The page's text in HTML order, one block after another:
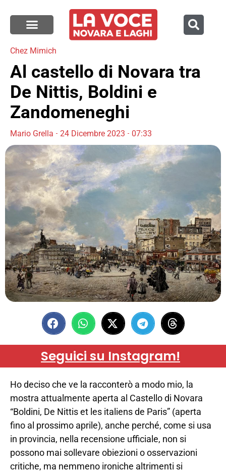
Chez Mimich
Al castello di Novara tra
De Nittis, Boldini e
Zandomeneghi
Mario Grella 24 Dicembre 2023 07:33
Seguici su Instagram!
Ho deciso che ve la racconterò a modo mio, la
mostra attualmente aperta al Castello di Novara
“Boldini, De Nittis et les italiens de Paris” (aperta
fino al prossimo aprile), anche perché, come si usa
in provincia, nella recensione ufficiale, non si
possono mai sollevare obiezioni o osservazioni
critiche, ma nemmeno ironiche altrimenti si